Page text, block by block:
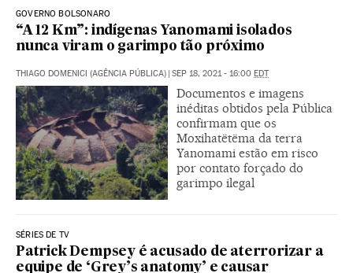
GOVERNO BOLSONARO
“A 12 Km”: indígenas Yanomami isolados
nunca viram o garimpo tão próximo
THIAGO DOMENICI (AGÊNCIA PÚBLICA) | SEP 18, 2021 - 16:00 EDT
Documentos e imagens
inéditas obtidos pela Pública
confirmam que os
Moxihatëtëma da terra
Yanomami estão em risco
por contato forçado do
garimpo ilegal
SÉRIES DE TV
Patrick Dempsey é acusado de aterrorizar a
equipe de ‘Grey’s anatomy’ e causar